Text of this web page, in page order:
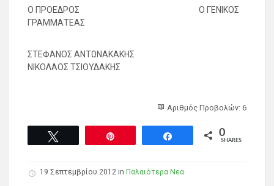
Ο ΠΡΟΕΔΡΟΣ Ο ΓΕΝΙΚΟΣ
ΓΡΑΜΜΑΤΕΑΣ
ΣΤΕΦΑΝΟΣ ΑΝΤΩΝΑΚΑΚΗΣ
ΝΙΚΟΛΑΟΣ ΤΣΙΟΥΔΑΚΗΣ
Αριθμός Προβολών: 6
0
SHARES
19 Σεπτεμβρίου 2012 in Παλαιότερα Νεα